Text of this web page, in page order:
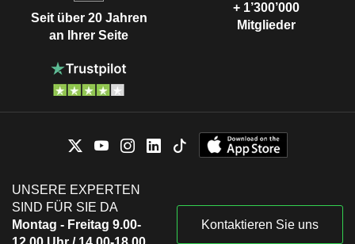
Seit über 20 Jahren
an Ihrer Seite
+ 1’300’000
Mitglieder
UNSERE EXPERTEN
SIND FÜR SIE DA
Montag - Freitag 9.00-
Kontaktieren Sie uns